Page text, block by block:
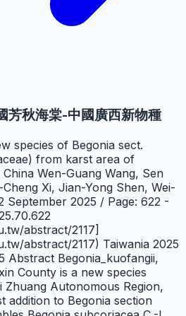
秋海棠-中國廣西新物種
species of Begonia sect.
from karst area of
Wen-Guang Wang, Sen
Xi, Jian-Yong Shen, Wei-
September 2025 / Page: 622 -
abstract/2117]
abstract/2117) Taiwania 2025
Abstract Begonia_kuofangii,
County is a new species
Zhuang Autonomous Region,
addition to Begonia section